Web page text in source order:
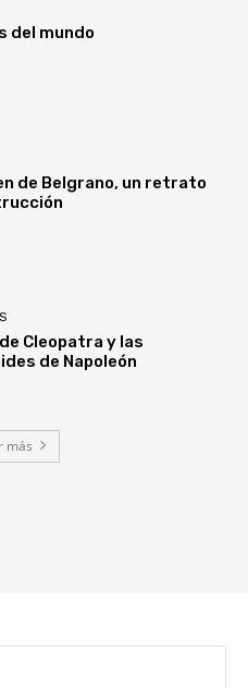
del mundo
de Belgrano, un retrato
Cleopatra y las
de Napoleón
más